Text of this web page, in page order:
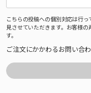
こちらの投稿への個別対応は行
見させていただきます。お客様
す。
ご注文にかかわるお問い合